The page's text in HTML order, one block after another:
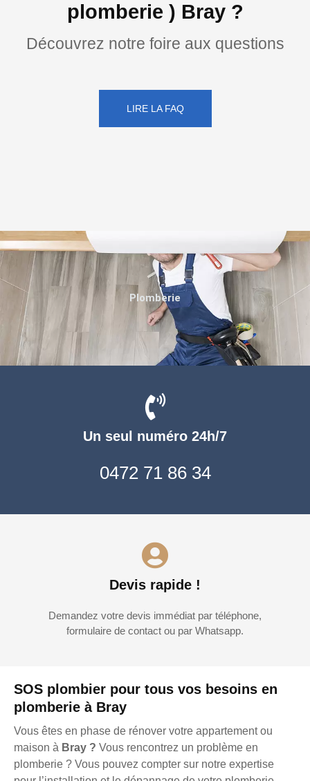
plomberie ) Bray ?
Découvrez notre foire aux questions
LIRE LA FAQ
SOS plombier pour tous vos besoins en
plomberie à Bray
Vous êtes en phase de rénover votre appartement ou
maison à Bray ? Vous rencontrez un problème en
plomberie ? Vous pouvez compter sur notre expertise
Un seul numéro 24h/7
0472 71 86 34
Devis rapide !
Demandez votre devis immédiat par téléphone,
formulaire de contact ou par Whatsapp.
Plomberie